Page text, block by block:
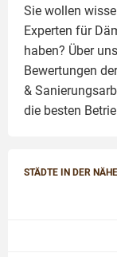
Sie wollen
Experten für
haben? Über
Bewertungen
&
die besten
STÄDTE IN DER